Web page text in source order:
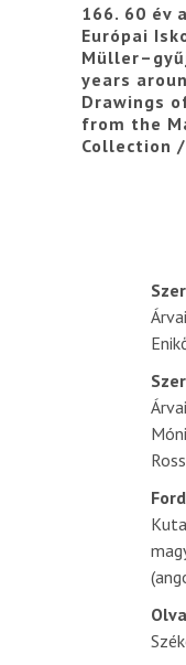
166. 60 év
Európai
years
Drawings
from the
Collection /